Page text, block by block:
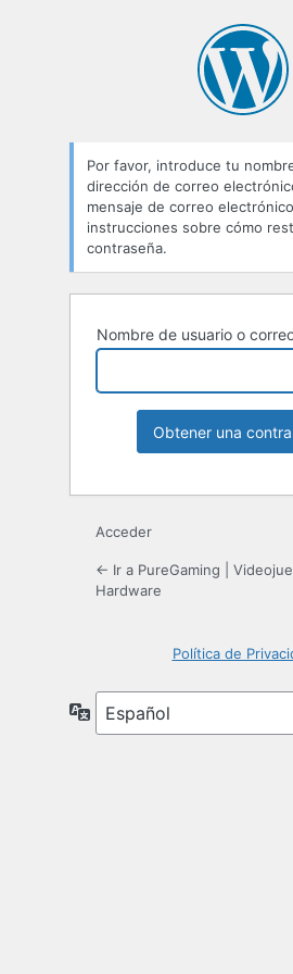
Por favor, introduce tu
dirección de correo
mensaje de correo
instrucciones sobre cómo
contraseña.
Nombre de usuario o
Acceder
← Ir a PureGaming |
Hardware
Política de
Idioma